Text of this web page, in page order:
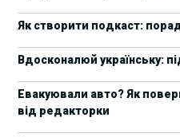
19/09/2025 4 жовтня пройде
09/09/2025 10 жовтня
Як створити подкаст:
Вдосконалюй українську:
Евакуювали авто? Як
від редакторки